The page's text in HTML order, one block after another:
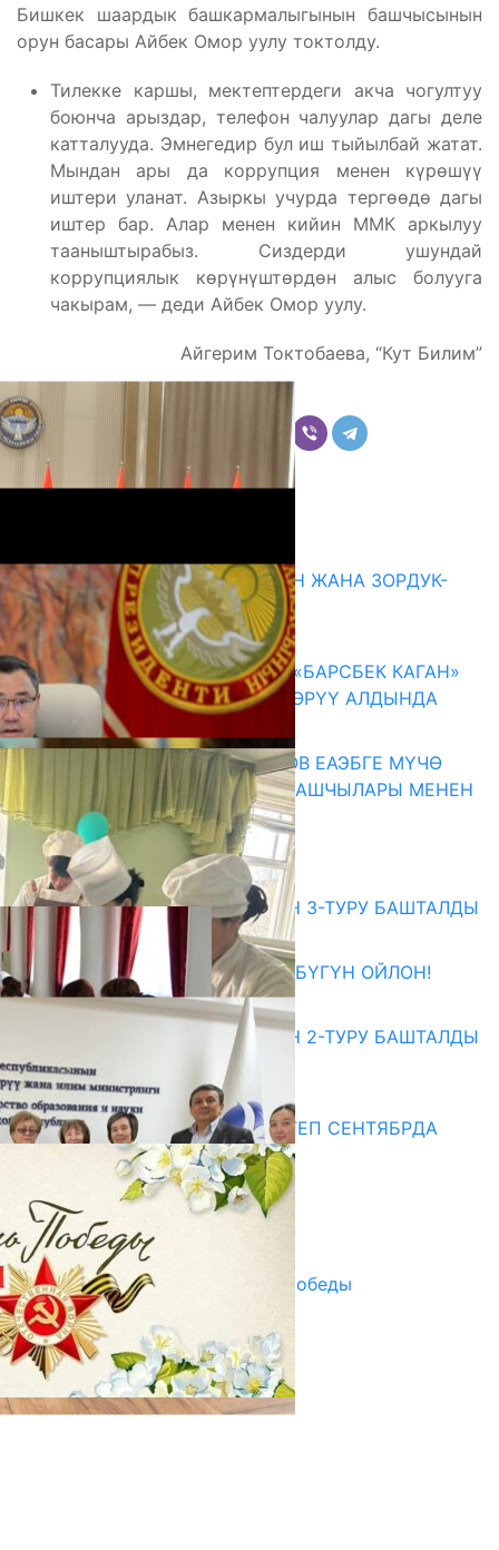
Бишкек шаардык башкармалыгынын башчысынын
орун басары Айбек Омор уулу токтолду.
Тилекке каршы, мектептердеги акча чогултуу
боюнча арыздар, телефон чалуулар дагы деле
катталууда. Эмнегедир бул иш тыйылбай жатат.
Мындан ары да коррупция менен күрөшүү
иштери уланат. Азыркы учурда тергөөдө дагы
иштер бар. Алар менен кийин ММК аркылуу
тааныштырабыз. Сиздерди ушундай
коррупциялык көрүнүштөрдөн алыс болууга
чакырам, — деди Айбек Омор уулу.
Айгерим Токтобаева, “Кут Билим”
Комментарийлер
ГЕНДЕРДИК БАСМЫРЛООДОН ЖАНА ЗОРДУК-
ЗОМБУЛУКТАН КОРГОО
07.08.2026
КЫРГЫЗ ТАРЫХЫ ТАСМАДА: «БАРСБЕК КАГАН»
КӨРКӨМ ТАСМАСЫ ЖАРЫК КӨРҮҮ АЛДЫНДА
07.08.2026
ПРЕЗИДЕНТ САДЫР ЖАПАРОВ ЕАЭБГЕ МҮЧӨ
МАМЛЕКЕТТЕРДИН ӨКМӨТ БАШЧЫЛАРЫ МЕНЕН
ЖОЛУГУШТУ
07.08.2026
Абитуриент
ЖОЖДОРГО КАБЫЛ АЛУУНУН 3-ТУРУ БАШТАЛДЫ
27.07.2026
ӨЗҮҢДҮН КЕЛЕЧЕГИҢ ҮЧҮН БҮГҮН ОЙЛОН!
20.07.2026
ЖОЖДОРГО КАБЫЛ АЛУУНУН 2-ТУРУ БАШТАЛДЫ
20.07.2026
Медиа
СУЗАКТА 750 ОРУНДУУ МЕКТЕП СЕНТЯБРДА
ПАЙДАЛАНУУГА БЕРИЛЕТ
07.08.2025
Улуу Жеңиштин жандуу сөзү
29.04.2025
Награды в преддверии Дня Победы
29.04.2025